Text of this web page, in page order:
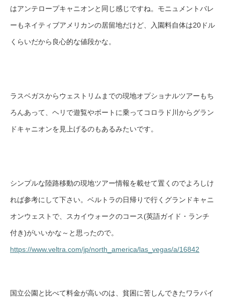
はアンテロープキャニオンと同じ感じですね。モニュメントバレ
ーもネイティブアメリカンの居留地だけど、入園料自体は20ドル
くらいだから良心的な値段かな。
ラスベガスからウェストリムまでの現地オプショナルツアーもち
ろんあって、ヘリで遊覧やボートに乗ってコロラド川からグラン
ドキャニオンを見上げるのもあるみたいです。
シンプルな陸路移動の現地ツアー情報を載せて置くのでよろしけ
れば参考にして下さい。ベルトラの日帰りで行くグランドキャニ
オンウェストで、スカイウォークのコース(英語ガイド・ランチ
付き)がいいかな～と思ったので。
https://www.veltra.com/jp/north_america/las_vegas/a/16842
国立公園と比べて料金が高いのは、貧困に苦しんできたワラパイ